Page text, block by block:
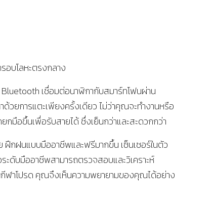
อบโลหะตรงกลาง
เชื่อมต่อนาฬิกากับสมาร์ทโฟนผ่าน
วยการแตะเพียงครั้งเดียว ไม่ว่าคุณจะทำงานหรือ
มือขึ้นเพื่อรับสายได้ ซึ่งเย็นกว่าและสะดวกกว่า
กฝนแบบมืออาชีพและฟรีมากขึ้น เซ็นเซอร์ในตัว
ะดับมืออาชีพสามารถตรวจสอบและวิเคราะห์
ฬาโปรด คุณจึงเห็นความพยายามของคุณได้อย่าง